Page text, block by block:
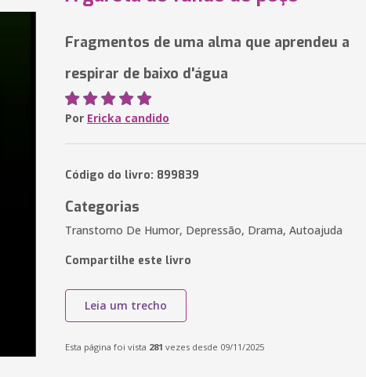
Fragmentos de uma alma que aprendeu a
respirar de baixo d'água
Por Ericka candido
Código do livro: 899839
Categorias
Transtorno De Humor, Depressão, Drama, Autoajuda
Compartilhe este livro
Leia um trecho
Esta página foi vista 281 vezes desde 09/11/2025